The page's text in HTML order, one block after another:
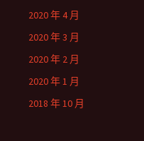
2020 年 4 月
2020 年 3 月
2020 年 2 月
2020 年 1 月
2018 年 10 月